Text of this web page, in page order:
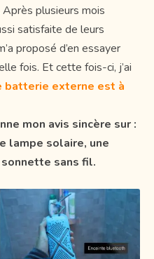
Après plusieurs mois
satisfaite de leurs
proposé d’en essayer
fois. Et cette fois-ci, j’ai
batterie externe est à
mon avis sincère sur :
lampe solaire, une
sans fil.